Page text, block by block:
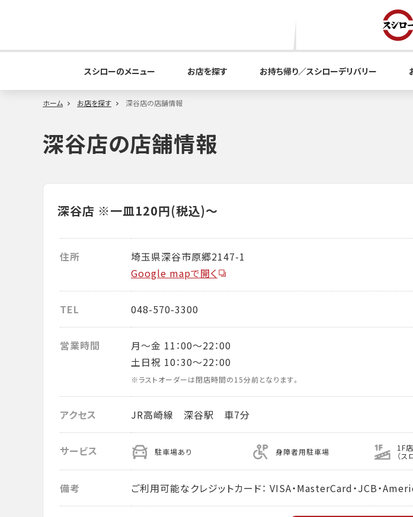
スシローのメニュー お店を探す お持ち帰り／スシローデリバリー
ホーム お店を探す 深谷店の店舗情報
深谷店の店舗情報
深谷店 ※一皿120円(税込)～
住所
埼玉県深谷市原郷2147-1
Google mapで開く
TEL 048-570-3300
営業時間
月～金 11：00～22：00
土日祝 10：30～22：00
※ラストオーダーは閉店時間の15分前となります。
アクセス JR高崎線 深谷駅 車7分
サービス 駐車場あり 身障者用駐車場 1F
（ス
備考 ご利用可能なクレジットカード： VISA・MasterCard・JCB・